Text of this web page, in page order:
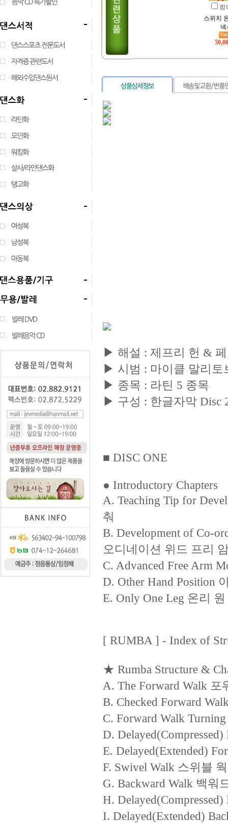
함
스위치
넥
▶ 해설 : 제프리 헌 &
▶ 시범 : 마이클 말리토
▶ 종목 : 라틴 5 종목
▶ 구성 : 한글자막 Disc
■ DISC ONE
● Introductory Chapters
A. Teaching Tip for
춰
B. Development of Co-
오디네이션 위드 프리
C. Advanced Free Arm
D. Other Hand Position
E. Only One Leg 온리
[ RUMBA ] - Index of
★ Rumba Structure &
A. The Forward Walk 포
B. Checked Forward
C. Forward Walk
D.
E. Delayed(Extended)
F. Swivel Walk 스위블 웍
G. Backward Walk 백워
H.
I. Delayed(Extended)